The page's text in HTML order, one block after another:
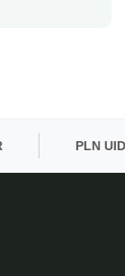
PLN UID